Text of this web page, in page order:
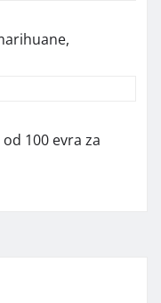
100 evra za